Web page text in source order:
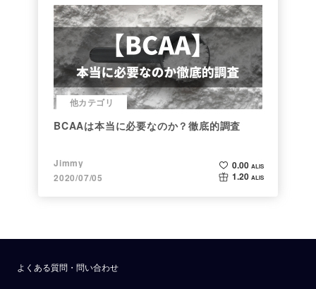
他カテゴリ
BCAAは本当に必要なのか？徹底的調査
Jimmy
2020/07/05
0.00 ALIS
1.20 ALIS
よくある質問・問い合わせ